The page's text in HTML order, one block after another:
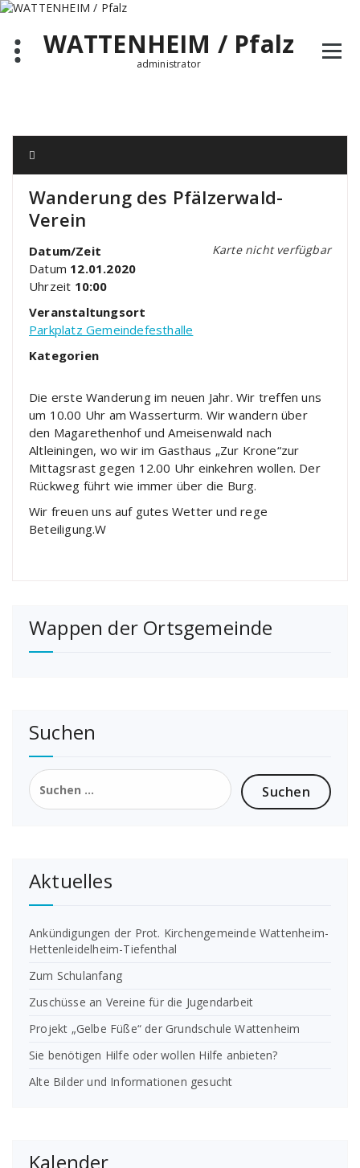
Zum
springenWATTENHEIM / Pfalz
administrator
Wanderung des Pfälzerwald-
Verein
Karte nicht verfügbar
Datum/Zeit
Datum 12.01.2020
Uhrzeit 10:00
Veranstaltungsort
Parkplatz Gemeindefesthalle
Kategorien
Die erste Wanderung im neuen Jahr. Wir treffen uns
um 10.00 Uhr am Wasserturm. Wir wandern über
den Magarethenhof und Ameisenwald nach
Altleiningen, wo wir im Gasthaus „Zur Krone“zur
Mittagsrast gegen 12.00 Uhr einkehren wollen. Der
Rückweg führt wie immer über die Burg.
Wir freuen uns auf gutes Wetter und rege
Beteiligung.W
Wappen der Ortsgemeinde
Suchen
Suchen
nach:
Aktuelles
Ankündigungen der Prot. Kirchengemeinde Wattenheim-
Hettenleidelheim-Tiefenthal
Zum Schulanfang
Zuschüsse an Vereine für die Jugendarbeit
Projekt „Gelbe Füße“ der Grundschule Wattenheim
Sie benötigen Hilfe oder wollen Hilfe anbieten?
Alte Bilder und Informationen gesucht
Kalender